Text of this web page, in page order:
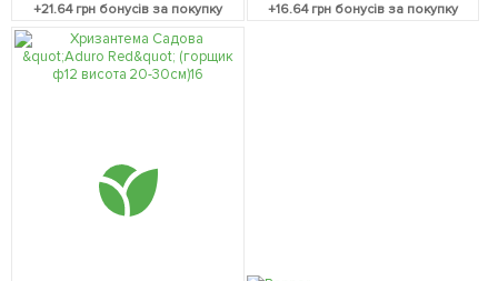
+21.64грн бонусів за покупку +16.64грн бонусів за покупку